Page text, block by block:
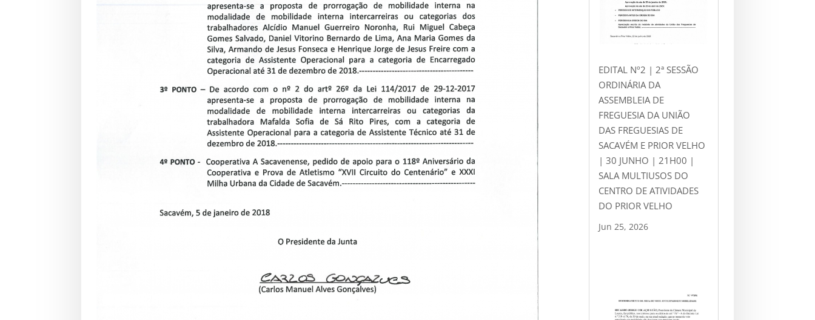
EDITAL Nº2 | 2ª SESSÃO
ORDINÁRIA DA
ASSEMBLEIA DE
FREGUESIA DA UNIÃO
DAS FREGUESIAS DE
SACAVÉM E PRIOR VELHO
| 30 JUNHO | 21H00 |
SALA MULTIUSOS DO
CENTRO DE ATIVIDADES
DO PRIOR VELHO
Jun 25, 2026